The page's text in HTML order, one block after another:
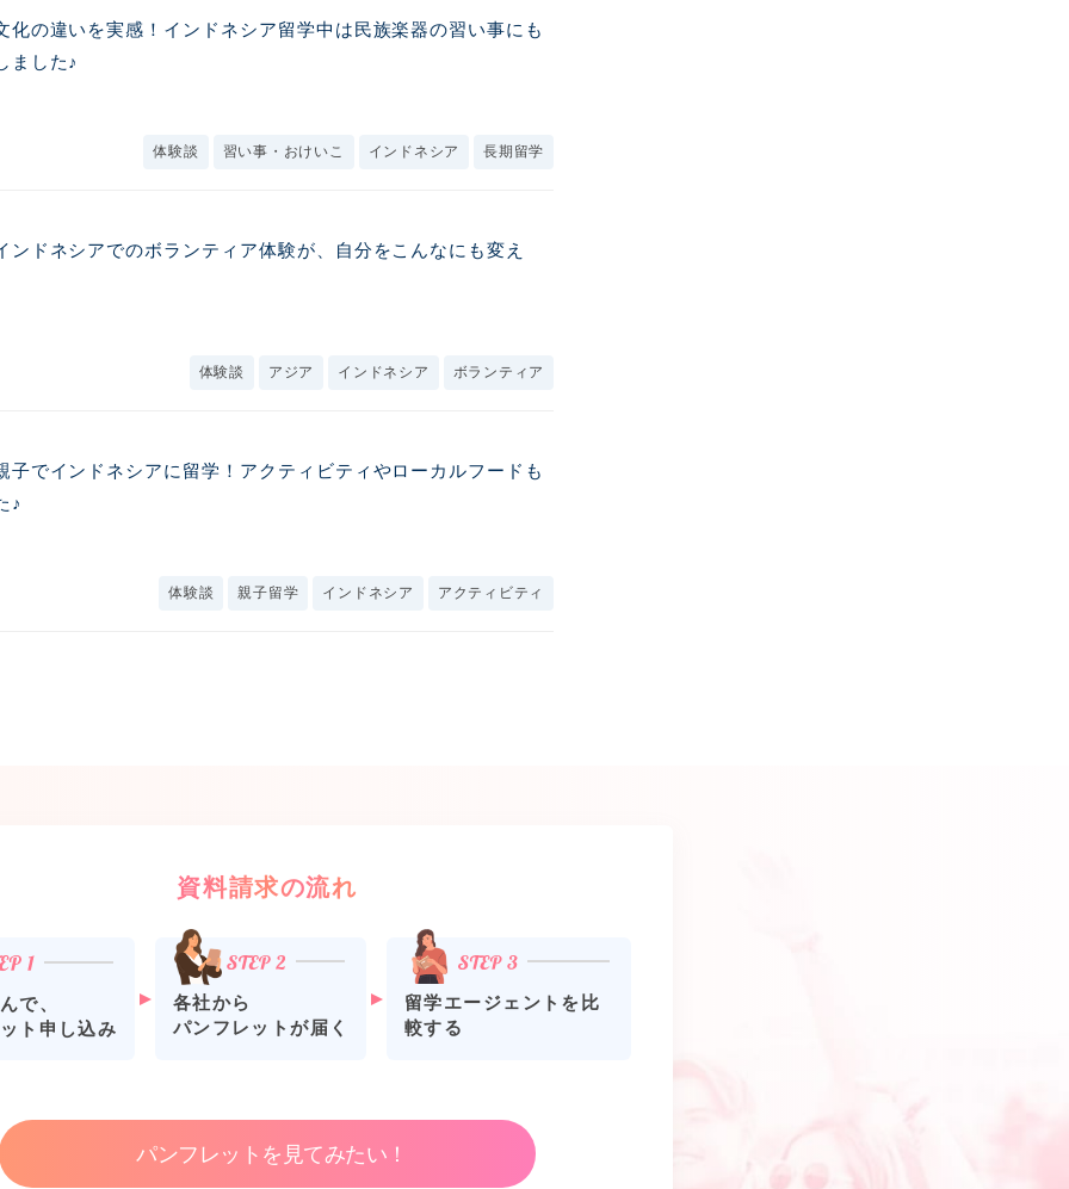
化の違いを実感！インドネシア留学中は民族楽器の習い事にも
ました♪
体験談 習い事・おけいこ インドネシア 長期留学
ンドネシアでのボランティア体験が、自分をこんなにも変え
体験談 アジア インドネシア ボランティア
子でインドネシアに留学！アクティビティやローカルフードも
♪
体験談 親子留学 インドネシア アクティビティ
資料請求の流れ
で、
ト申し込み
各社から
パンフレットが届く
留学エージェントを比
較する
パンフレットを見てみたい！